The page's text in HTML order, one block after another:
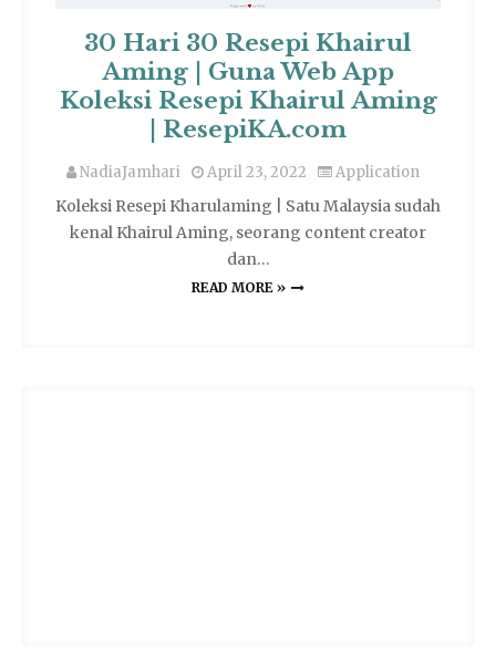
30 Hari 30 Resepi Khairul
Aming | Guna Web App
Koleksi Resepi Khairul Aming
| ResepiKA.com
NadiaJamhari April 23, 2022 Application
Koleksi Resepi Kharulaming | Satu Malaysia sudah
kenal Khairul Aming, seorang content creator
dan…
READ MORE »